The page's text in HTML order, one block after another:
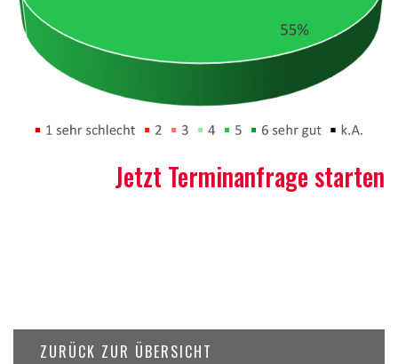
Jetzt Terminanfrage starten
ZURÜCK ZUR ÜBERSICHT